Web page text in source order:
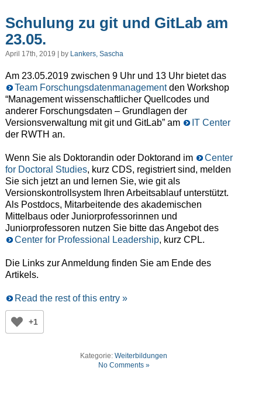
Schulung zu git und GitLab am
23.05.
April 17th, 2019 | by Lankers, Sascha
Am 23.05.2019 zwischen 9 Uhr und 13 Uhr bietet das
Team Forschungsdatenmanagementden Workshop
“Management wissenschaftlicher Quellcodes und
anderer Forschungsdaten – Grundlagen der
Versionsverwaltung mit git und GitLab” am
IT Center
der RWTH an.
Wenn Sie als Doktorandin oder Doktorand im
Center
for Doctoral Studies, kurz CDS, registriert sind, melden
Sie sich jetzt an und lernen Sie, wie git als
Versionskontrollsystem Ihren Arbeitsablauf unterstützt.
Als Postdocs, Mitarbeitende des akademischen
Mittelbaus oder Juniorprofessorinnen und
Juniorprofessoren nutzen Sie bitte das Angebot des
Center for Professional Leadership, kurz CPL.
Die Links zur Anmeldung finden Sie am Ende des
Artikels.
Read the rest of this entry »
+1
Kategorie:Weiterbildungen
No Comments »